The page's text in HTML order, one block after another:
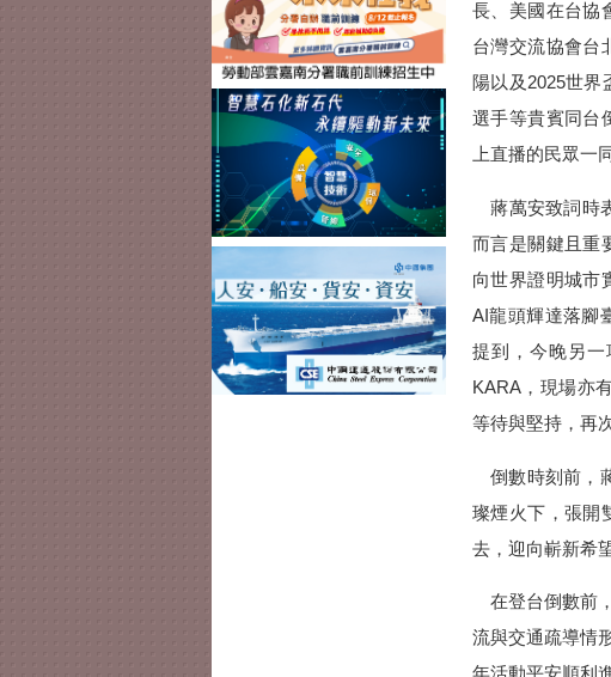
長、美國在台協
台灣交流協會台
陽以及2025世界
選手等貴賓同台
上直播的民眾一
蔣萬安致詞時
而言是關鍵且重
向世界證明城市
AI龍頭輝達落腳
提到，今晚另一
KARA，現場亦
等待與堅持，再
倒數時刻前，
璨煙火下，張開
去，迎向嶄新希
在登台倒數前
流與交通疏導情